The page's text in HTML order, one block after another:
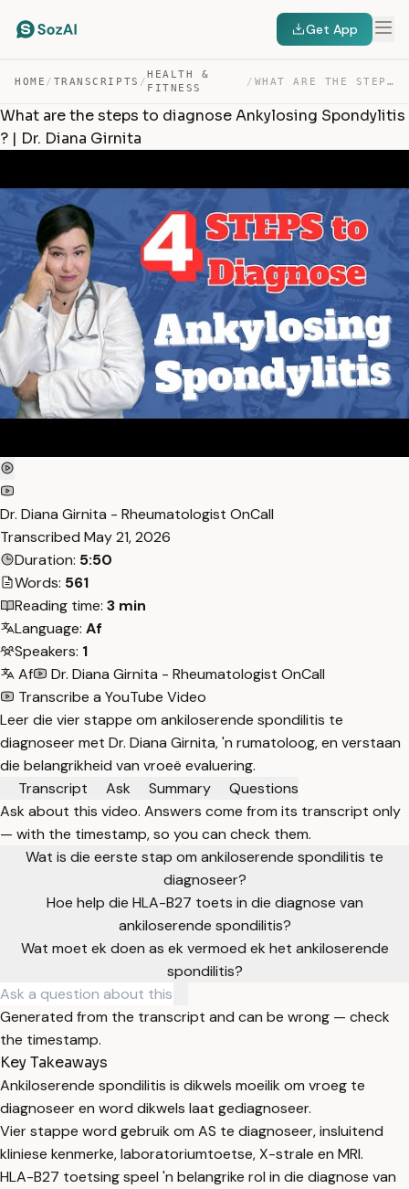
Get App
HOME / TRANSCRIPTS /
HEALTH &
FITNESS
/ WHAT ARE THE STEPS TO DIAGNOSE ANKYLOSING SPONDYLITIS ?… — TRANSCRIPT
What are the steps to diagnose Ankylosing Spondylitis
? | Dr. Diana Girnita
Dr. Diana Girnita - Rheumatologist OnCall
Transcribed May 21, 2026
Duration: 5:50
Words: 561
Reading time: 3 min
Language: Af
Speakers: 1
Af
Dr. Diana Girnita - Rheumatologist OnCall
Transcribe a YouTube Video
Leer die vier stappe om ankiloserende spondilitis te
diagnoseer met Dr. Diana Girnita, 'n rumatoloog, en verstaan
die belangrikheid van vroeë evaluering.
Transcript
Ask Summary
Questions
Ask about this video. Answers come from its transcript only
— with the timestamp, so you can check them.
Wat is die eerste stap om ankiloserende spondilitis te
diagnoseer?
Hoe help die HLA-B27 toets in die diagnose van
ankiloserende spondilitis?
Wat moet ek doen as ek vermoed ek het ankiloserende
spondilitis?
Generated from the transcript and can be wrong — check
the timestamp.
Key Takeaways
Ankiloserende spondilitis is dikwels moeilik om vroeg te
diagnoseer en word dikwels laat gediagnoseer.
Vier stappe word gebruik om AS te diagnoseer, insluitend
kliniese kenmerke, laboratoriumtoetse, X-strale en MRI.
HLA-B27 toetsing speel 'n belangrike rol in die diagnose van